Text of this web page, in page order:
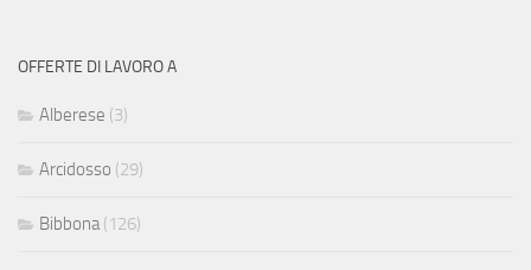
OFFERTE DI LAVORO A
Alberese (3)
Arcidosso (29)
Bibbona (126)